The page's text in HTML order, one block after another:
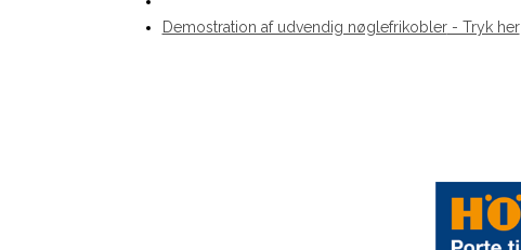
Demostration af udvendig nøglefrikobler- Tryk her